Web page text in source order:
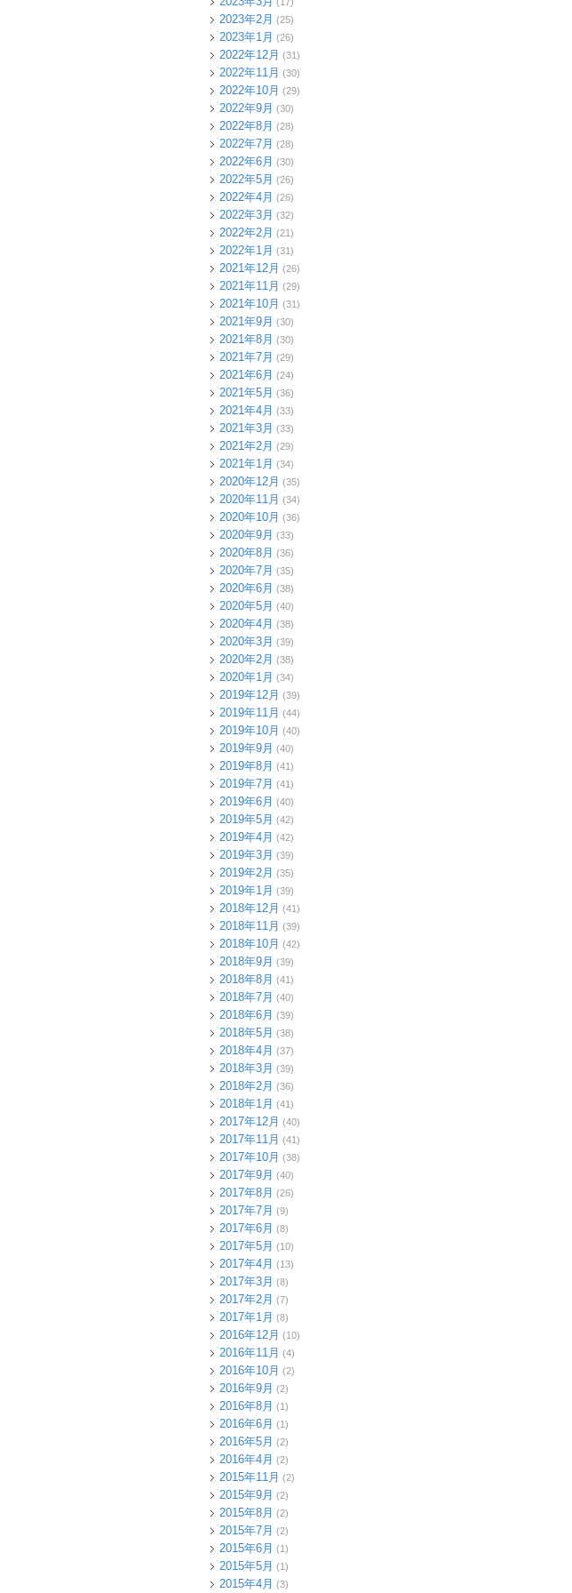
2023年2月 (25)
2023年1月 (26)
2022年12月 (31)
2022年11月 (30)
2022年10月 (29)
2022年9月 (30)
2022年8月 (28)
2022年7月 (28)
2022年6月 (30)
2022年5月 (26)
2022年4月 (26)
2022年3月 (32)
2022年2月 (21)
2022年1月 (31)
2021年12月 (26)
2021年11月 (29)
2021年10月 (31)
2021年9月 (30)
2021年8月 (30)
2021年7月 (29)
2021年6月 (24)
2021年5月 (36)
2021年4月 (33)
2021年3月 (33)
2021年2月 (29)
2021年1月 (34)
2020年12月 (35)
2020年11月 (34)
2020年10月 (36)
2020年9月 (33)
2020年8月 (36)
2020年7月 (35)
2020年6月 (38)
2020年5月 (40)
2020年4月 (38)
2020年3月 (39)
2020年2月 (38)
2020年1月 (34)
2019年12月 (39)
2019年11月 (44)
2019年10月 (40)
2019年9月 (40)
2019年8月 (41)
2019年7月 (41)
2019年6月 (40)
2019年5月 (42)
2019年4月 (42)
2019年3月 (39)
2019年2月 (35)
2019年1月 (39)
2018年12月 (41)
2018年11月 (39)
2018年10月 (42)
2018年9月 (39)
2018年8月 (41)
2018年7月 (40)
2018年6月 (39)
2018年5月 (38)
2018年4月 (37)
2018年3月 (39)
2018年2月 (36)
2018年1月 (41)
2017年12月 (40)
2017年11月 (41)
2017年10月 (38)
2017年9月 (40)
2017年8月 (26)
2017年7月 (9)
2017年6月 (8)
2017年5月 (10)
2017年4月 (13)
2017年3月 (8)
2017年2月 (7)
2017年1月 (8)
2016年12月 (10)
2016年11月 (4)
2016年10月 (2)
2016年9月 (2)
2016年8月 (1)
2016年6月 (1)
2016年5月 (2)
2016年4月 (2)
2015年11月 (2)
2015年9月 (2)
2015年8月 (2)
2015年7月 (2)
2015年6月 (1)
2015年5月 (1)
2015年4月 (3)